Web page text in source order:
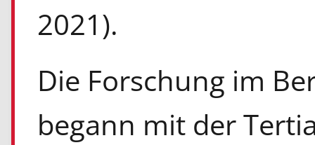
2021).
Die Forschung im
begann mit der